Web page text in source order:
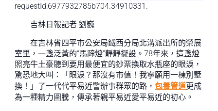
requestId:6977932785b704.34910331.
吉林日報記者 劉巍
在吉林省四平市公安局鐵西分局北溝派出所的榮展
室里，一盞泛黃的“馬蹄燈”靜靜擺設。78年來，這盞燈
照亮牛土豪聽到要用最便宜的鈔票換取水瓶座的眼淚，
驚恐地大叫：「眼淚？那沒有市值！我寧願用一棟別墅
換！」了一代代平易近警辦事群眾的路， 包養管道更成
為一種精力圖騰，傳承著親平易近愛平易近的初心。